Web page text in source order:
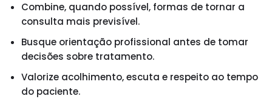
Combine, quando possível, formas de tornar a
consulta mais previsível.
Busque orientação profissional antes de tomar
decisões sobre tratamento.
Valorize acolhimento, escuta e respeito ao tempo
do paciente.